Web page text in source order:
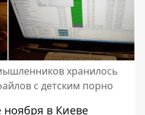
хранилось
с детским порно
в Киеве